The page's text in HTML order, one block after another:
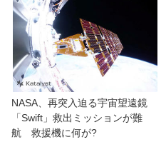
NASA、再突入迫る宇宙望遠鏡
「Swift」救出ミッションが難
航　救援機に何が?